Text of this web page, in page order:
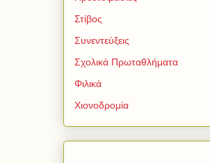
Στίβος
Συνεντεύξεις
Σχολικά Πρωταθλήματα
Φιλικά
Χιονοδρομία